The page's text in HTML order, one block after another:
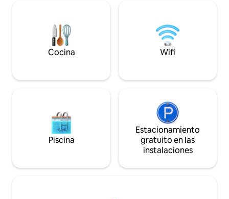
únicos huéspedes en la gran propiedad
con una villa entera solo para vosotros!
Estamos abiertos los 7 días de la semana,
los 365 días del año. ¡Te damos la
aquí promete
inolvidables.
mejor escapada!
Cocina Wifi
Piscina
Estacionamiento
gratuito en las
instalaciones